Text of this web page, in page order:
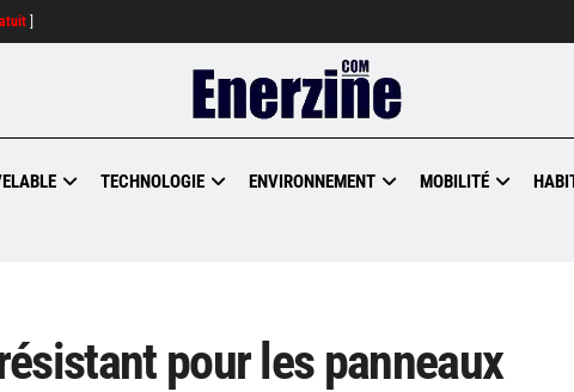
TECHNOLOGIE ENVIRONNEMENT MOBILITÉ
pour les panneaux